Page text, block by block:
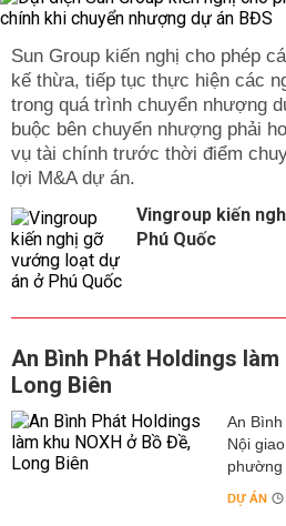
Sun Group kiến nghị cho phép
kế thừa, tiếp tục thực hiện các
trong quá trình chuyển nhượng
buộc bên chuyển nhượng phải
vụ tài chính trước thời điểm
lợi M&A dự án.
Vingroup kiến
Phú Quốc
An Bình Phát Holdings làm
Long Biên
An
Nội
phường
DỰ ÁN